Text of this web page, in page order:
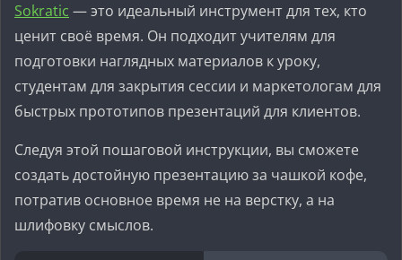
Sokratic — это идеальный инструмент для тех, кто
ценит своё время. Он подходит учителям для
подготовки наглядных материалов к уроку,
студентам для закрытия сессии и маркетологам для
быстрых прототипов презентаций для клиентов.
Следуя этой пошаговой инструкции, вы сможете
создать достойную презентацию за чашкой кофе,
потратив основное время не на верстку, а на
шлифовку смыслов.